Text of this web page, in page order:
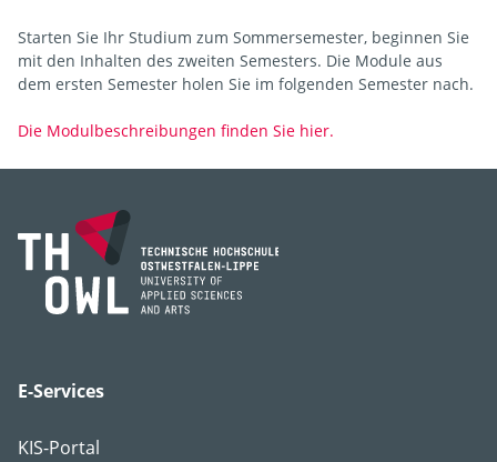
Starten Sie Ihr Studium zum Sommersemester, beginnen Sie
mit den Inhalten des zweiten Semesters. Die Module aus
dem ersten Semester holen Sie im folgenden Semester nach.
Die Modulbeschreibungen finden Sie hier.
E-Services
KIS-Portal